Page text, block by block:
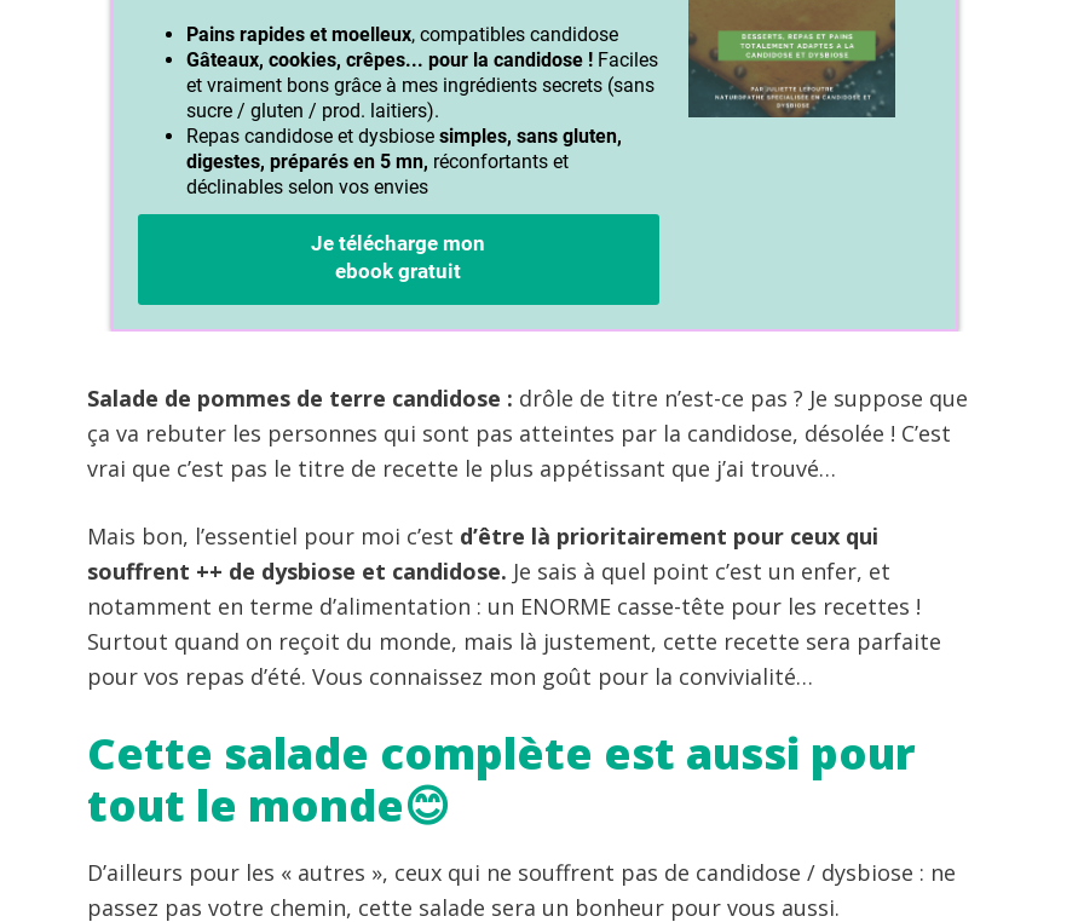
Salade de pommes de terre candidose : drôle de titre n’est-ce pas ? Je suppose que
ça va rebuter les personnes qui sont pas atteintes par la candidose, désolée ! C’est
vrai que c’est pas le titre de recette le plus appétissant que j’ai trouvé…
Mais bon, l’essentiel pour moi c’est d’être là prioritairement pour ceux qui
souffrent ++ de dysbiose et candidose. Je sais à quel point c’est un enfer, et
notamment en terme d’alimentation : un ENORME casse-tête pour les recettes !
Surtout quand on reçoit du monde, mais là justement, cette recette sera parfaite
pour vos repas d’été. Vous connaissez mon goût pour la convivialité…
Cette salade complète est aussi pour
tout le monde😊
D’ailleurs pour les « autres », ceux qui ne souffrent pas de candidose / dysbiose : ne
passez pas votre chemin, cette salade sera un bonheur pour vous aussi.